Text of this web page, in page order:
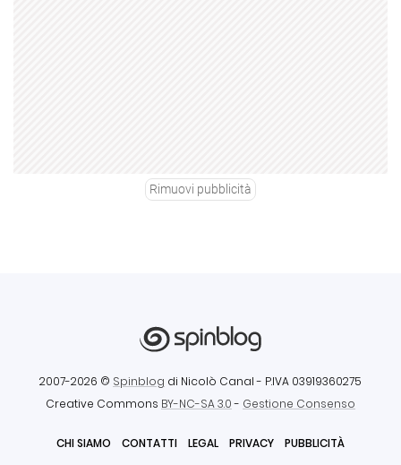
Rimuovi pubblicità
2007-2026 © Spinblog di Nicolò Canal - P.IVA 03919360275
Creative Commons BY-NC-SA 3.0- Gestione Consenso
CHI SIAMO CONTATTI LEGAL PRIVACY PUBBLICITÀ